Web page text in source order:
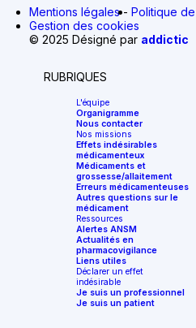
Mentions légales
Politique
Gestion des cookies
© 2025 Désigné par addictic
RUBRIQUES
L'équipe
Organigramme
Nous contacter
Nos missions
Effets indésirables
médicamenteux
Médicaments et
grossesse/allaitement
Erreurs médicamenteuses
Autres questions sur le
médicament
Ressources
Alertes ANSM
Actualités en
pharmacovigilance
Liens utiles
Déclarer un effet
indésirable
Je suis un professionnel
Je suis un patient